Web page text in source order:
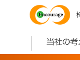
当社の考